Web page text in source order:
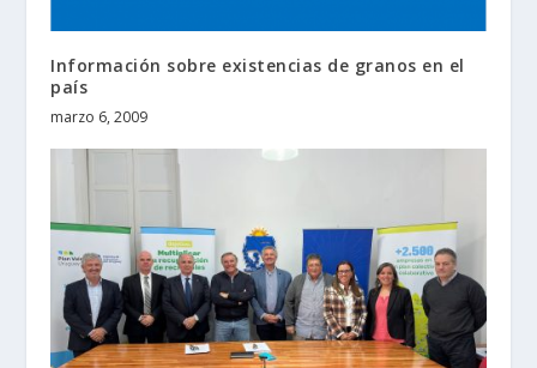
Información sobre existencias de granos en el
país
marzo 6, 2009